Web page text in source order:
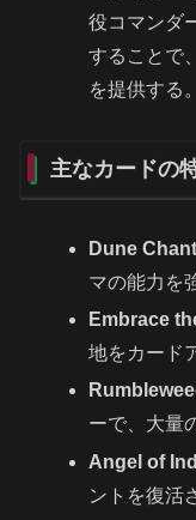
役コマンダ
することで
を提供する。
主なカードの
Dune
マの能力を
Embrace
地をカード
ーで、大量
Angel of
ントを復活